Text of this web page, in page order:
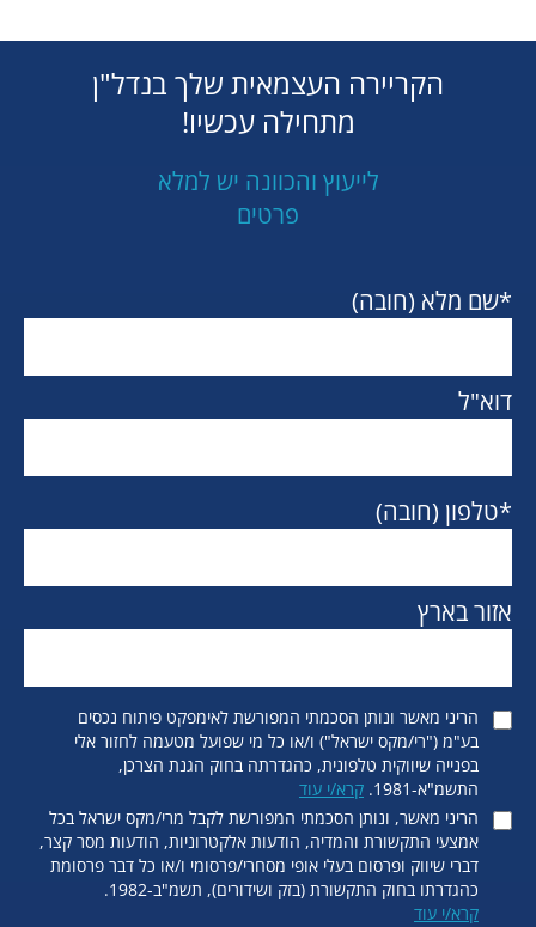
הקריירה העצמאית שלך בנדל"ן
מתחילה עכשיו!
לייעוץ והכוונה יש למלא
פרטים
*שם מלא (חובה)
דוא"ל
*טלפון (חובה)
אזור בארץ
הריני מאשר ונותן הסכמתי המפורשת לאימפקט פיתוח נכסים
בע"מ ("רי/מקס ישראל") ו/או כל מי שפועל מטעמה לחזור אלי
בפנייה שיווקית טלפונית, כהגדרתה בחוק הגנת הצרכן,
התשמ"א-1981.
קרא/י עוד
הריני מאשר, ונותן הסכמתי המפורשת לקבל מרי/מקס ישראל בכל
אמצעי התקשורת והמדיה, הודעות אלקטרוניות, הודעות מסר קצר,
דברי שיווק ופרסום בעלי אופי מסחרי/פרסומי ו/או כל דבר פרסומת
כהגדרתו בחוק התקשורת (בזק ושידורים), תשמ"ב-1982.
קרא/י עוד